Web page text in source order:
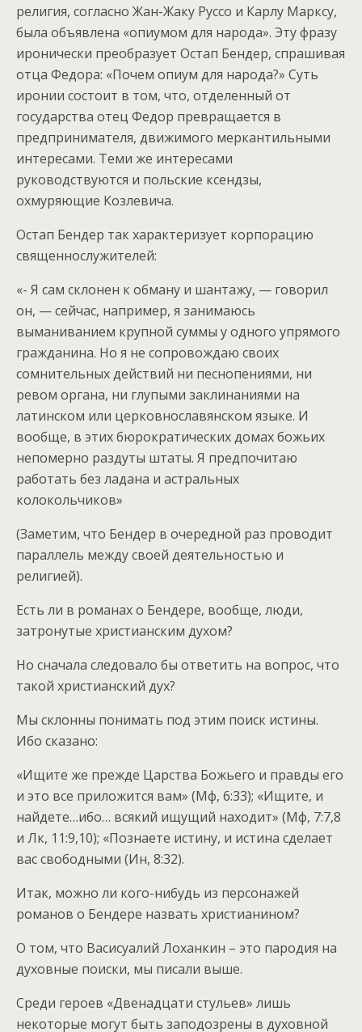
религия, согласно Жан-Жаку Руссо и Карлу Марксу,
была объявлена «опиумом для народа». Эту фразу
иронически преобразует Остап Бендер, спрашивая
отца Федора: «Почем опиум для народа?» Суть
иронии состоит в том, что, отделенный от
государства отец Федор превращается в
предпринимателя, движимого меркантильными
интересами. Теми же интересами
руководствуются и польские ксендзы,
охмуряющие Козлевича.
Остап Бендер так характеризует корпорацию
священнослужителей:
«- Я сам склонен к обману и шантажу, — говорил
он, — сейчас, например, я занимаюсь
выманиванием крупной суммы у одного упрямого
гражданина. Но я не сопровождаю своих
сомнительных действий ни песнопениями, ни
ревом органа, ни глупыми заклинаниями на
латинском или церковнославянском языке. И
вообще, в этих бюрократических домах божьих
непомерно раздуты штаты. Я предпочитаю
работать без ладана и астральных
колокольчиков»
(Заметим, что Бендер в очередной раз проводит
параллель между своей деятельностью и
религией).
Есть ли в романах о Бендере, вообще, люди,
затронутые христианским духом?
Но сначала следовало бы ответить на вопрос, что
такой христианский дух?
Мы склонны понимать под этим поиск истины.
Ибо сказано:
«Ищите же прежде Царства Божьего и правды его
и это все приложится вам» (Мф, 6:33); «Ищите, и
найдете…ибо… всякий ищущий находит» (Мф, 7:7,8
и Лк, 11:9,10); «Познаете истину, и истина сделает
вас свободными (Ин, 8:32).
Итак, можно ли кого-нибудь из персонажей
романов о Бендере назвать христианином?
О том, что Васисуалий Лоханкин – это пародия на
духовные поиски, мы писали выше.
Среди героев «Двенадцати стульев» лишь
некоторые могут быть заподозрены в духовной